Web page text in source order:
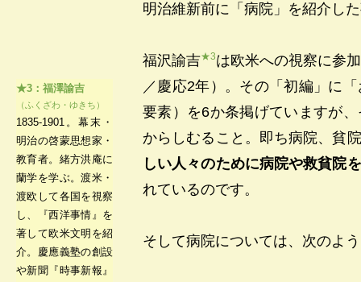
明治維新前に「病院」を紹介し
福沢諭吉★3は欧米への視察に参
／慶応2年）。その「初編」に
要素）を6か条掲げていますが
からしむること。即ち病院、貧
しい人々のために病院や救貧院
れているのです。
そして病院については、次のよ
★3：福澤諭吉
（ふくざわ・ゆきち）
1835-1901。幕末・
明治の啓蒙思想家・
教育者。緒方洪庵に
蘭学を学ぶ。渡米・
渡欧して各国を視察
し、『西洋事情』を
著して欧米文明を紹
介。慶應義塾の創設
や新聞『時事新報』